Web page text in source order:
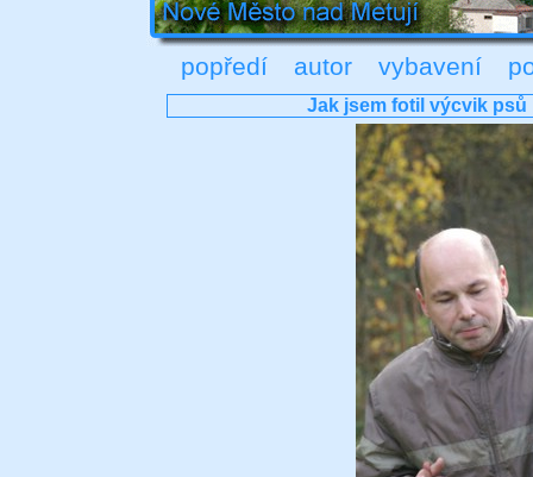
popředí autor vybavení
Jak jsem fotil výcvik psů